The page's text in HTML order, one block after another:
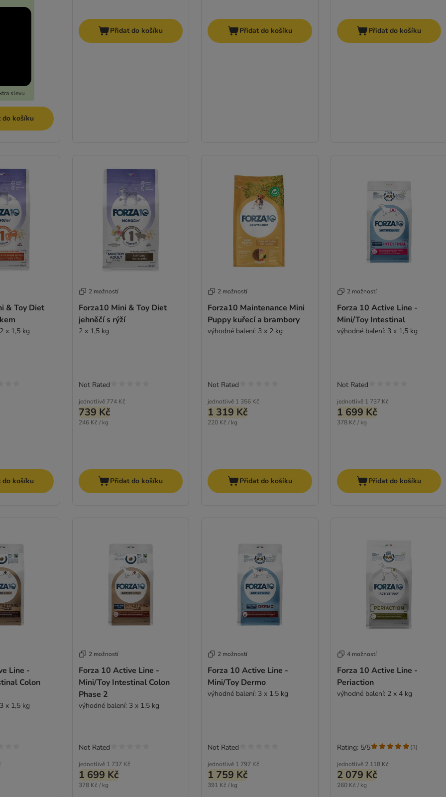
slevu
do košíku
Přidat do košíku Přidat do košíku Přidat do košíku
& Toy Diet
x 1,5 kg
do košíku
2 možností
Forza10 Mini & Toy Diet
jehněčí s rýží
2 x 1,5 kg
jednotlivě 774 Kč
739 Kč
246 Kč / kg
Not Rated
Přidat do košíku
2 možností
Forza10 Maintenance Mini
Puppy kuřecí a brambory
výhodné balení: 3 x 2 kg
jednotlivě 1 356 Kč
1 319 Kč
220 Kč / kg
Not Rated
Přidat do košíku
2 možností
Forza 10 Active Line -
Mini/Toy Intestinal
výhodné balení: 3 x 1,5 kg
jednotlivě 1 737 Kč
1 699 Kč
378 Kč / kg
Not Rated
Přidat do košíku
Line -
Colon
x 1,5 kg
2 možností
Forza 10 Active Line -
Mini/Toy Intestinal Colon
Phase 2
výhodné balení: 3 x 1,5 kg
jednotlivě 1 737 Kč
1 699 Kč
378 Kč / kg
Not Rated
2 možností
Forza 10 Active Line -
Mini/Toy Dermo
výhodné balení: 3 x 1,5 kg
jednotlivě 1 797 Kč
1 759 Kč
391 Kč / kg
Not Rated
4 možností
Forza 10 Active Line -
Periaction
výhodné balení: 2 x 4 kg
jednotlivě 2 118 Kč
2 079 Kč
260 Kč / kg
Rating: 5/5 (3)